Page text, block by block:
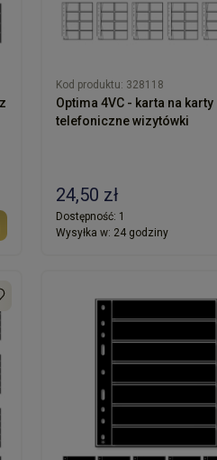
Kod produktu: 328118
Optima 4VC - karta na karty
telefoniczne wizytówki
24,50 zł
Dostępność: 1
Wysyłka w: 24 godziny